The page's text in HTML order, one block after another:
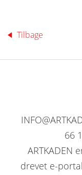
Tilbage
66
ARTKADEN
drevet e-